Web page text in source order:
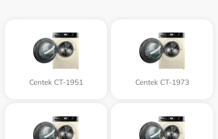
Centek CT-1951 Centek CT-1973